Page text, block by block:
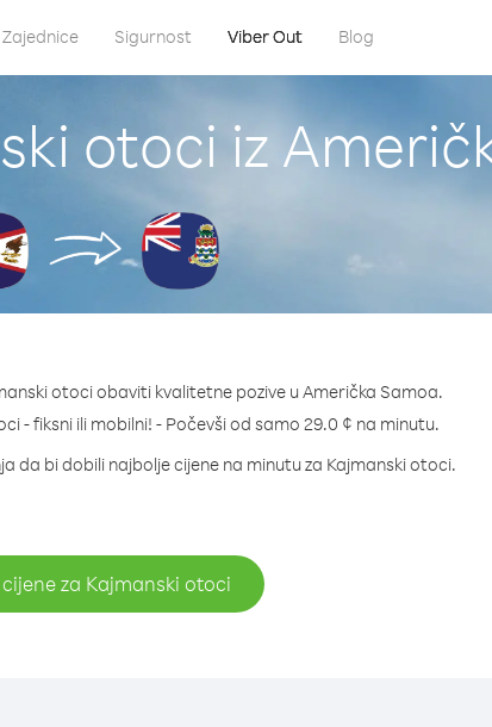
Zajednice Sigurnost Viber Out Blog
otoci iz
otoci obaviti kvalitetne pozive u Američka Samoa.
- fiksni ili mobilni! - Počevši od samo 29.0 ¢ na minutu.
da bi dobili najbolje cijene na minutu za Kajmanski otoci.
cijene za Kajmanski otoci